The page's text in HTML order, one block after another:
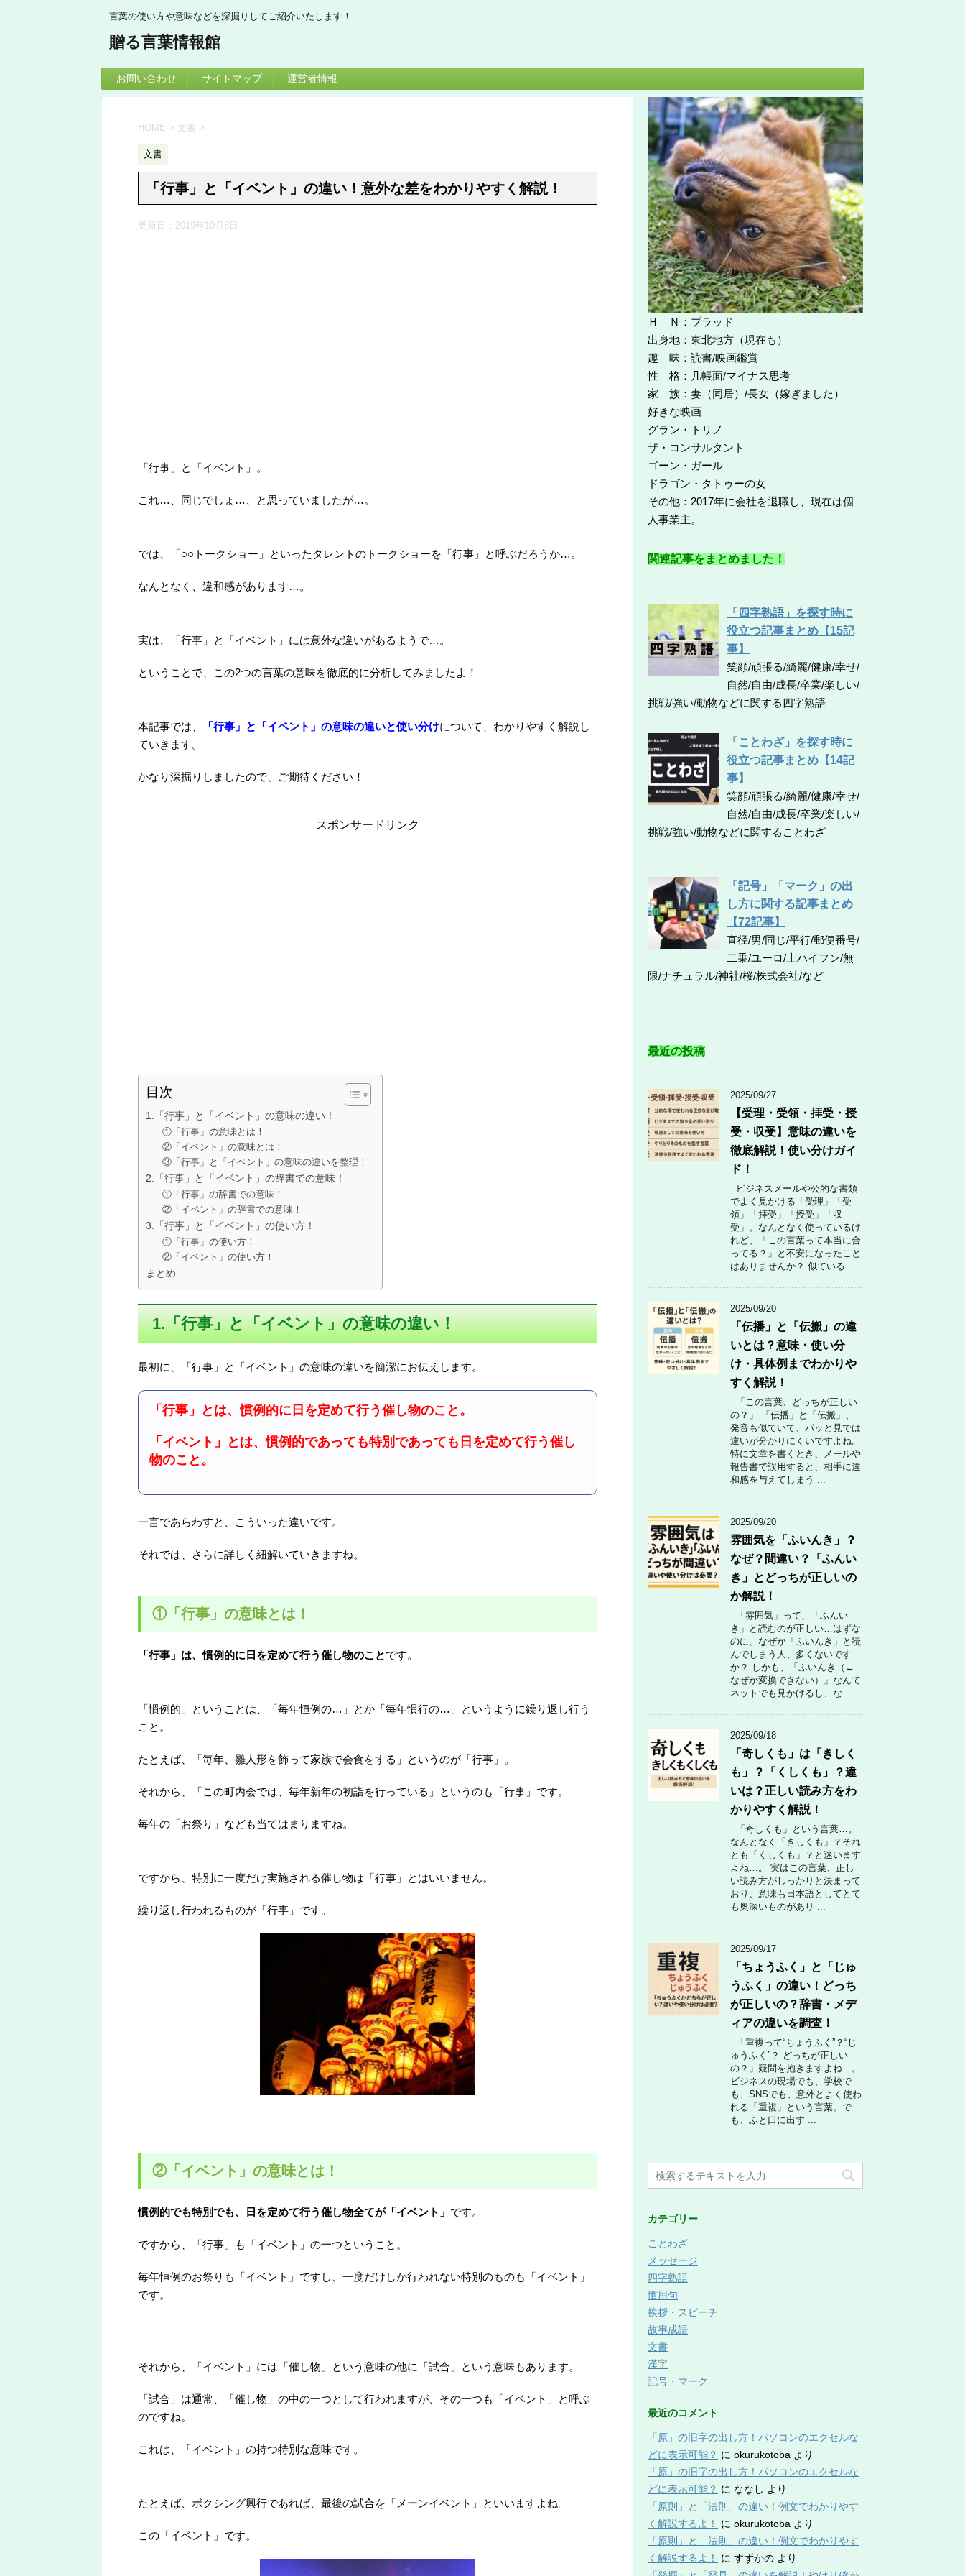
言葉の使い方や意味などを深掘りしてご紹介いたします！
贈る言葉情報館
お問い合わせ サイトマップ 運営者情報
HOME > 文書 >
文書
「行事」と「イベント」の違い！意外な差をわかりやすく解説！
更新日： 2019年10月8日
「行事」と「イベント」。
これ…、同じでしょ…、と思っていましたが…。
では、「○○トークショー」といったタレントのトークショーを「行事」と呼ぶだろうか…。
なんとなく、違和感があります…。
実は、「行事」と「イベント」には意外な違いがあるようで…。
ということで、この2つの言葉の意味を徹底的に分析してみましたよ！
本記事では、 「行事」と「イベント」の意味の違いと使い分けについて、わかりやすく解説し
ていきます。
かなり深掘りしましたので、ご期待ください！
スポンサードリンク
目次
1.「行事」と「イベント」の意味の違い！
①「行事」の意味とは！
②「イベント」の意味とは！
③「行事」と「イベント」の意味の違いを整理！
2.「行事」と「イベント」の辞書での意味！
①「行事」の辞書での意味！
②「イベント」の辞書での意味！
3.「行事」と「イベント」の使い方！
①「行事」の使い方！
②「イベント」の使い方！
まとめ
1.「行事」と「イベント」の意味の違い！
最初に、「行事」と「イベント」の意味の違いを簡潔にお伝えします。
「行事」とは、慣例的に日を定めて行う催し物のこと。
「イベント」とは、慣例的であっても特別であっても日を定めて行う催し
物のこと。
一言であらわすと、こういった違いです。
それでは、さらに詳しく紐解いていきますね。
①「行事」の意味とは！
「行事」は、慣例的に日を定めて行う催し物のことです。
「慣例的」ということは、「毎年恒例の…」とか「毎年慣行の…」というように繰り返し行う
こと。
たとえば、「毎年、雛人形を飾って家族で会食をする」というのが「行事」。
それから、「この町内会では、毎年新年の初詣を行っている」というのも「行事」です。
毎年の「お祭り」なども当てはまりますね。
ですから、特別に一度だけ実施される催し物は「行事」とはいいません。
繰り返し行われるものが「行事」です。
②「イベント」の意味とは！
慣例的でも特別でも、日を定めて行う催し物全てが「イベント」 です。
ですから、「行事」も「イベント」の一つということ。
毎年恒例のお祭りも「イベント」ですし、一度だけしか行われない特別のものも「イベント」
です。
それから、「イベント」には「催し物」という意味の他に「試合」という意味もあります。
「試合」は通常、「催し物」の中の一つとして行われますが、その一つも「イベント」と呼ぶ
のですね。
これは、「イベント」の持つ特別な意味です。
たとえば、ボクシング興行であれば、最後の試合を「メーンイベント」といいますよね。
この「イベント」です。
Ｈ Ｎ：ブラッド
出身地：東北地方（現在も）
趣 味：読書/映画鑑賞
性 格：几帳面/マイナス思考
家 族：妻（同居）/長女（嫁ぎました）
好きな映画
グラン・トリノ
ザ・コンサルタント
ゴーン・ガール
ドラゴン・タトゥーの女
その他：2017年に会社を退職し、現在は個
人事業主。
関連記事をまとめました！
「四字熟語」を探す時に
役立つ記事まとめ【15記
事】
笑顔/頑張る/綺麗/健康/幸せ/
自然/自由/成長/卒業/楽しい/
挑戦/強い/動物などに関する四字熟語
「ことわざ」を探す時に
役立つ記事まとめ【14記
事】
笑顔/頑張る/綺麗/健康/幸せ/
自然/自由/成長/卒業/楽しい/
挑戦/強い/動物などに関することわざ
「記号」「マーク」の出
し方に関する記事まとめ
【72記事】
直径/男/同じ/平行/郵便番号/
二乗/ユーロ/上ハイフン/無
限/ナチュラル/神社/桜/株式会社/など
最近の投稿
2025/09/27
【受理・受領・拝受・授
受・収受】意味の違いを
徹底解説！使い分けガイ
ド！
ビジネスメールや公的な書類
でよく見かける「受理」「受
領」「拝受」「授受」「収
受」。なんとなく使っているけ
れど、「この言葉って本当に合
ってる？」と不安になったこと
はありませんか？ 似ている ...
2025/09/20
「伝播」と「伝搬」の違
いとは？意味・使い分
け・具体例までわかりや
すく解説！
「この言葉、どっちが正しい
の？」 「伝播」と「伝搬」、
発音も似ていて、パッと見では
違いが分かりにくいですよね。
特に文章を書くとき、メールや
報告書で誤用すると、相手に違
和感を与えてしまう ...
2025/09/20
雰囲気を「ふいんき」？
なぜ？間違い？「ふんい
き」とどっちが正しいの
か解説！
「雰囲気」って、「ふんい
き」と読むのが正しい…はずな
のに、なぜか「ふいんき」と読
んでしまう人、多くないです
か？ しかも、「ふいんき（←
なぜか変換できない）」なんて
ネットでも見かけるし、な ...
2025/09/18
「奇しくも」は「きしく
も」？「くしくも」？違
いは？正しい読み方をわ
かりやすく解説！
「奇しくも」という言葉…。
なんとなく「きしくも」？それ
とも「くしくも」？と迷います
よね…。 実はこの言葉、正し
い読み方がしっかりと決まって
おり、意味も日本語としてとて
も奥深いものがあり ...
2025/09/17
「ちょうふく」と「じゅ
うふく」の違い！どっち
が正しいの？辞書・メデ
ィアの違いを調査！
「重複って“ちょうふく”？“じ
ゅうふく”？ どっちが正しい
の？」疑問を抱きますよね…。
ビジネスの現場でも、学校で
も、SNSでも、意外とよく使わ
れる「重複」という言葉。で
も、ふと口に出す ...
カテゴリー
ことわざ
メッセージ
四字熟語
慣用句
挨拶・スピーチ
故事成語
文書
漢字
記号・マーク
最近のコメント
「原」の旧字の出し方！パソコンのエクセルな
どに表示可能？ に okurukotoba より
「原」の旧字の出し方！パソコンのエクセルな
どに表示可能？ に ななし より
「原則」と「法則」の違い！例文でわかりやす
く解説するよ！
に okurukotoba より
「原則」と「法則」の違い！例文でわかりやす
く解説するよ！
に すずかの より